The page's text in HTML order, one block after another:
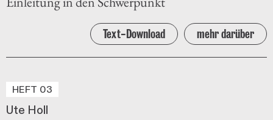
Text-Download mehr darüber
HEFT 03
Ute Holl